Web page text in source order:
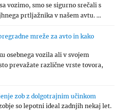
vozimo, smo se sigurno srečali s
prtljažnika v našem avtu. …
mreže za avto in kako
osebnega vozila ali v svojem
prevažate različne vrste tovora,
zob z dolgotrajnim učinkom
so lepotni ideal zadnjih nekaj let.